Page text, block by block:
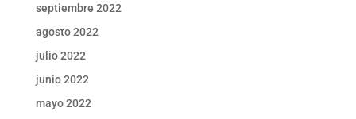
septiembre 2022
agosto 2022
julio 2022
junio 2022
mayo 2022